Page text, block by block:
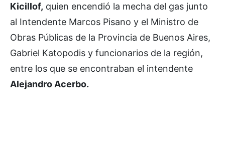
Kicillof, quien encendió la mecha del gas junto
al Intendente Marcos Pisano y el Ministro de
Obras Públicas de la Provincia de Buenos Aires,
Gabriel Katopodis y funcionarios de la región,
entre los que se encontraban el intendente
Alejandro Acerbo.